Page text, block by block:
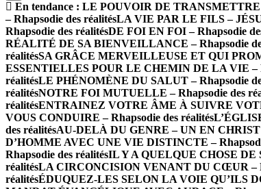
En tendance : LE POUVOIR DE TRANSMETTRE
– Rhapsodie des réalitésLA VIE PAR LE FILS –
Rhapsodie des réalitésDE FOI EN FOI – Rhapsodie
RÉALITÉ DE SA BIENVEILLANCE – Rhapsodie
réalitésSA GRÂCE MERVEILLEUSE ET QUI
ESSENTIELLES POUR LE CHEMIN DE LA VIE –
réalitésLE PHÉNOMÈNE DU SALUT – Rhapsodie
réalitésNOTRE FOI MUTUELLE – Rhapsodie des
réalitésENTRAINEZ VOTRE ÂME À SUIVRE
VOUS CONDUIRE – Rhapsodie des réalités
des réalitésAU-DELÀ DU GENRE – UN EN CHRIST
D’HOMME AVEC UNE VIE DISTINCTE –
Rhapsodie des réalitésIL Y A QUELQUE CHOSE DE
réalitésLA CIRCONCISION VENANT DU CŒUR –
réalitésÉDUQUEZ-LES SELON LA VOIE QU’ILS